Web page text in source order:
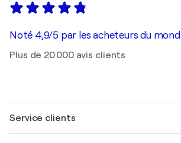
Noté 4,9/5 par les acheteurs du
Plus de 20 000 avis clients
Service clients